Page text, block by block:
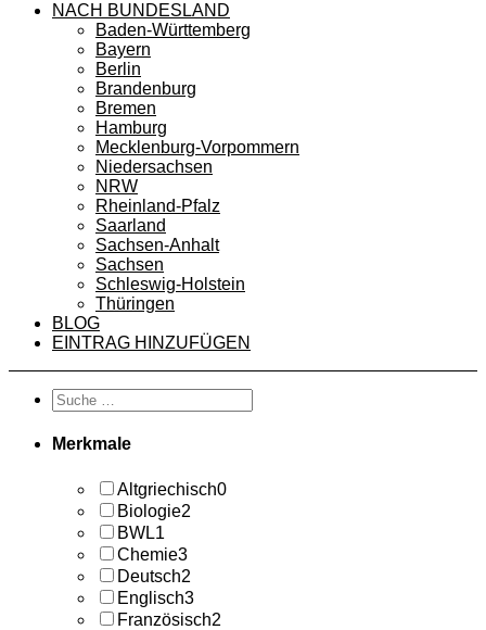
NACH BUNDESLAND
Baden-Württemberg
Bayern
Berlin
Brandenburg
Bremen
Hamburg
Mecklenburg-Vorpommern
Niedersachsen
NRW
Rheinland-Pfalz
Saarland
Sachsen-Anhalt
Sachsen
Schleswig-Holstein
Thüringen
BLOG
EINTRAG HINZUFÜGEN
Merkmale
Altgriechisch0
Biologie2
BWL1
Chemie3
Deutsch2
Englisch3
Französisch2